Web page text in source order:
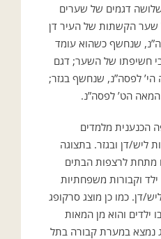
שלושה דגמים של שערים
שער הקשתות של העיר דן
שנחשף כשהוא עומד
חשיפתו של השער; דגם
לפסה”נ, שנחשף בגזר;
הט’ לפסה”נ.
הכנענית מלמדים
ליש/דן ובגזר. בתצוגה
מתחת לרצפות הבתים
וקבורות משפחתיות
דן. כמו כן מוצג סרקופג
ילדים והוא מן המאות
נמצא במערת קבורה בתל